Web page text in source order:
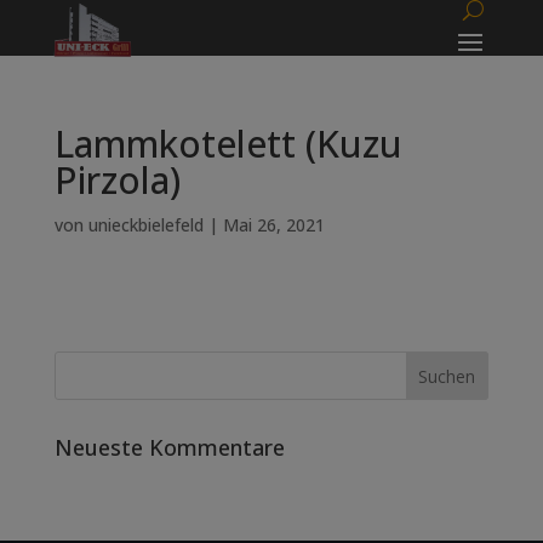
Lammkotelett (Kuzu
Pirzola)
von unieckbielefeld | Mai 26, 2021
Neueste Kommentare